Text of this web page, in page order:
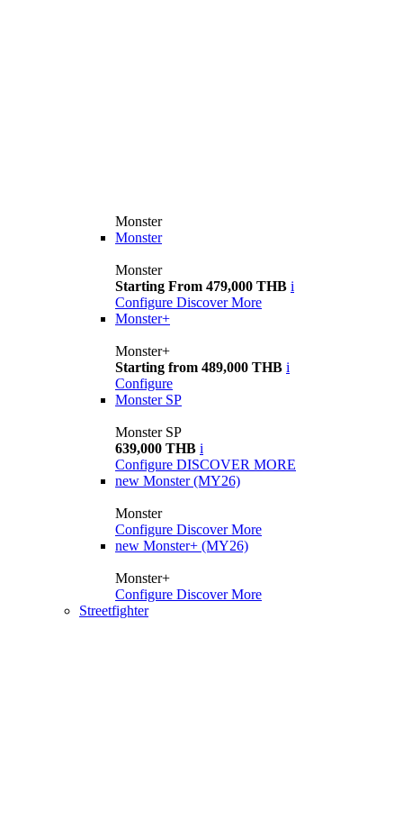
Monster
Monster
Monster
Starting From 479,000 THB i
Configure Discover More
Monster+
Monster+
Starting from 489,000 THB i
Configure
Monster SP
Monster SP
639,000 THB i
Configure DISCOVER MORE
new Monster (MY26)
Monster
Configure Discover More
new Monster+ (MY26)
Monster+
Configure Discover More
Streetfighter